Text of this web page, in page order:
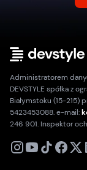
Administratorem
DEVSTYLE spółka z
Białymstoku (15-215)
5423453088. e-mail:
246 901. Inspektor
X